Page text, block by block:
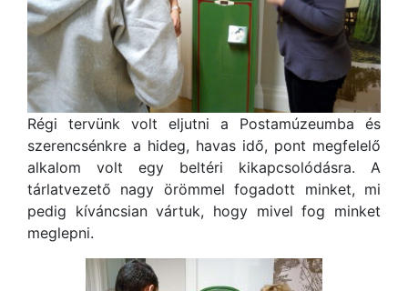
Régi tervünk volt eljutni a Postamúzeumba és
szerencsénkre a hideg, havas idő, pont megfelelő
alkalom volt egy beltéri kikapcsolódásra. A
tárlatvezető nagy örömmel fogadott minket, mi
pedig kíváncsian vártuk, hogy mivel fog minket
meglepni.